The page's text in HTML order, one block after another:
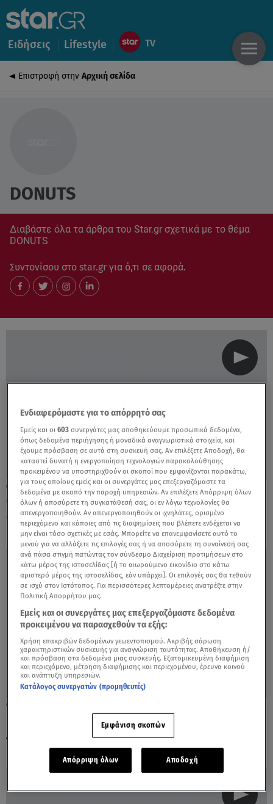
Ειδήσεις Lifestyle
Επιστροφή στην Αρχική σελίδα
DONUTS
Διαβάστε όλα τα άρθρα του Star.gr σχετικά με το θέμα
DONUTS
Συντονίσου στο star.gr για ό,τι σε αφορά.
24.04.21, 20:46
Cook Beef: Θωμάς και Γλωσσίδης
φτιάχνουν donuts και milkshake
Ποιο MasterChef... Τα donuts της
Δέσποινας Βανδή είναι αλλού!
Ενδιαφερόμαστε για το απόρρητό σας
Εμείς και οι603 συνεργάτες μας αποθηκεύουμε προσωπικά δεδομένα,
όπως δεδομένα περιήγησης ή μοναδικά αναγνωριστικά στοιχεία, και
έχουμε πρόσβαση σε αυτά στη συσκευή σας. Αν επιλέξετε Αποδοχή, θα
καταστεί δυνατή η ενεργοποίηση τεχνολογιών παρακολούθησης
προκειμένου να υποστηριχθούν οι σκοποί που εμφανίζονται παρακάτω,
για τους οποίους εμείς και οι συνεργάτες μας επεξεργαζόμαστε τα
δεδομένα με σκοπό την παροχή υπηρεσιών. Αν επιλέξετε Απόρριψη όλων
όλων ή αποσύρετε τη συγκατάθεσή σας, οι εν λόγω τεχνολογίες θα
απενεργοποιηθούν. Αν απενεργοποιηθούν οι ιχνηλάτες, ορισμένο
περιεχόμενο και κάποιες από τις διαφημίσεις που βλέπετε ενδέχεται να
μην είναι τόσο σχετικές με εσάς. Μπορείτε να επανεμφανίσετε αυτό το
μενού για να αλλάξετε τις επιλογές σας ή να αποσύρετε τη συναίνεσή σας
ανά πάσα στιγμή πατώντας τον σύνδεσμο Διαχείριση προτιμήσεων στο
κάτω μέρος της ιστοσελίδας [ή το αιωρούμενο εικονίδιο στο κάτω
αριστερό μέρος της ιστοσελίδας, εάν υπάρχει]. Οι επιλογές σας θα τεθούν
σε ισχύ στον Ιστότοπος. Για περισσότερες λεπτομέρειες ανατρέξτε στην
Πολιτική Απορρήτου μας.
Εμείς και οι συνεργάτες μας επεξεργαζόμαστε δεδομένα
προκειμένου να παρασχεθούν τα εξής:
Χρήση επακριβών δεδομένων γεωεντοπισμού. Ακριβής σάρωση
χαρακτηριστικών συσκευής για αναγνώριση ταυτότητας. Αποθήκευση ή/
και πρόσβαση στα δεδομένα μιας συσκευής. Εξατομικευμένη διαφήμιση
και περιεχόμενο, μέτρηση διαφήμισης και περιεχομένου, έρευνα κοινού
και ανάπτυξη υπηρεσιών.
Κατάλογος συνεργατών (προμηθευτές)
Εμφάνιση σκοπών
Απόρριψη όλων Αποδοχή